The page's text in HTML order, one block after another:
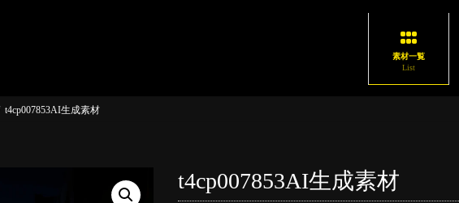
素材一覧
List
t4cp007853AI生成素材
t4cp007853AI生成素材